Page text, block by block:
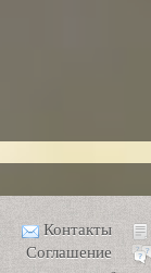
Контакты
Соглашение